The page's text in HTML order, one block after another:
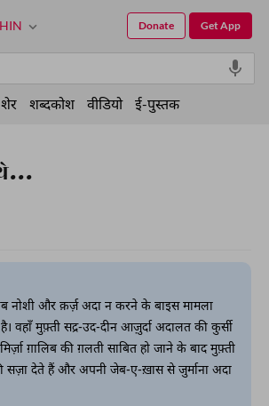
नोशी और क़र्ज़ अदा न करने के बाइस मामला
वहाँ मुफ़्ती सद्र-उद-दीन आज़ुर्दा अदालत की कुर्सी
ग़ालिब की ग़लती साबित हो जाने के बाद मुफ़्ती
सज़ा देते हैं और अपनी जेब-ए-ख़ास से जुर्माना अदा
HIN Get App
Donate
शेर शब्दकोश वीडियो ई-पुस्तक